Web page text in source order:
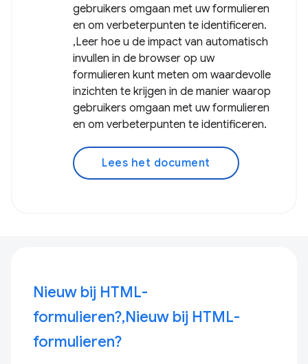
gebruikers omgaan met uw formulieren
en om verbeterpunten te identificeren.
,Leer hoe u de impact van automatisch
invullen in de browser op uw
formulieren kunt meten om waardevolle
inzichten te krijgen in de manier waarop
gebruikers omgaan met uw formulieren
en om verbeterpunten te identificeren.
Lees het document
Nieuw bij HTML-
formulieren?,Nieuw bij HTML-
formulieren?